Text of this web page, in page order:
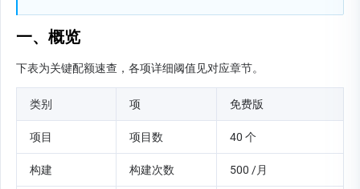
一、概览
下表为关键配额速查，各项详细阈值见对应章节。
类别 项 免费版
项目 项目数 40 个
构建 构建次数 500 /月